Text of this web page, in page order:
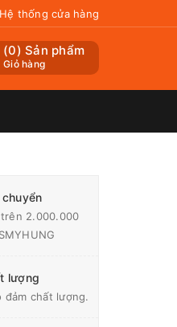
thống cửa hàng
(0) Sản phẩm
Giỏ hàng
2.000.000
lượng
đảm chất lượng.